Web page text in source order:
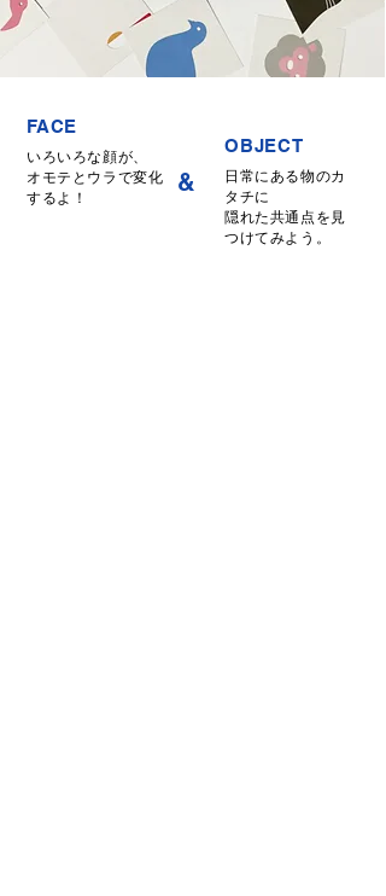
FACE
いろいろな顔が、
​オモテとウラで変化
するよ！
&
OBJECT
日常にある物のカ
タチに
隠れた共通点を見
つけてみよう。